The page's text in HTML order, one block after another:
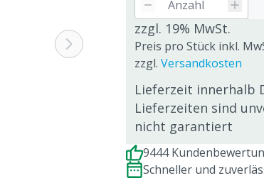
zzgl. 19% MwSt.
Preis pro Stück inkl.
zzgl. Versandkosten
Lieferzeit innerhalb
Lieferzeiten sind
nicht garantiert
9444
Schneller und